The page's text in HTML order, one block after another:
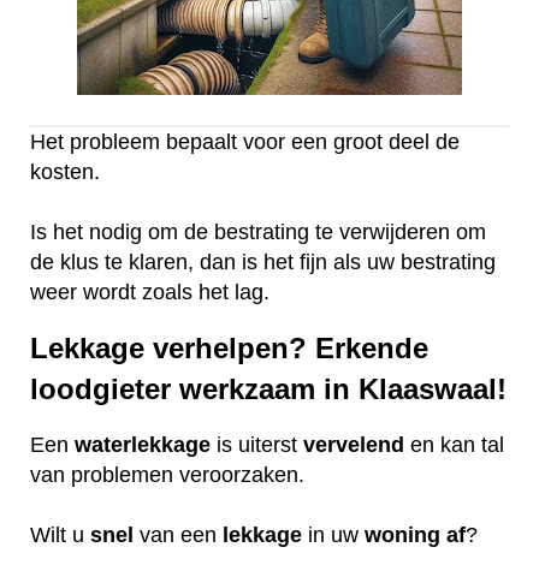
Het probleem bepaalt voor een groot deel de
kosten.
Is het nodig om de bestrating te verwijderen om
de klus te klaren, dan is het fijn als uw bestrating
weer wordt zoals het lag.
Lekkage verhelpen? Erkende
loodgieter werkzaam in Klaaswaal!
Een waterlekkage is uiterst vervelend en kan tal
van problemen veroorzaken.
Wilt u snel van een lekkage in uw woning af?